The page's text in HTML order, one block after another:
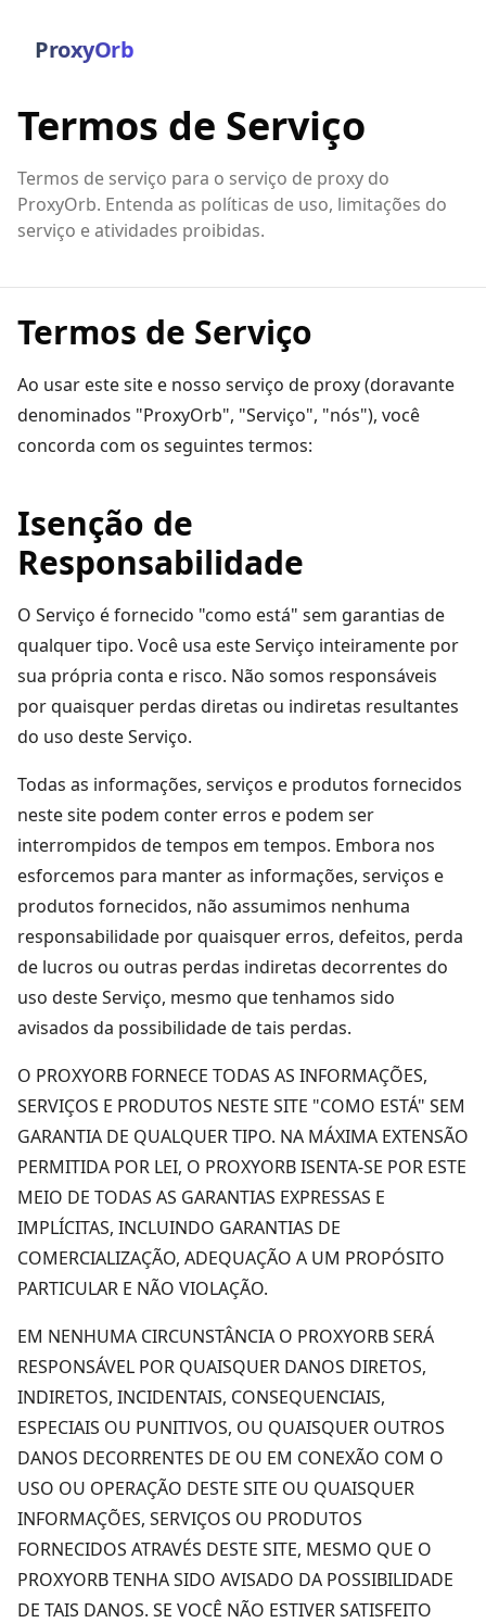
ProxyOrb
Termos de Serviço
Termos de serviço para o serviço de proxy do
ProxyOrb. Entenda as políticas de uso, limitações do
serviço e atividades proibidas.
Termos de Serviço
Ao usar este site e nosso serviço de proxy (doravante
denominados "ProxyOrb", "Serviço", "nós"), você
concorda com os seguintes termos:
Isenção de
Responsabilidade
O Serviço é fornecido "como está" sem garantias de
qualquer tipo. Você usa este Serviço inteiramente por
sua própria conta e risco. Não somos responsáveis
por quaisquer perdas diretas ou indiretas resultantes
do uso deste Serviço.
Todas as informações, serviços e produtos fornecidos
neste site podem conter erros e podem ser
interrompidos de tempos em tempos. Embora nos
esforcemos para manter as informações, serviços e
produtos fornecidos, não assumimos nenhuma
responsabilidade por quaisquer erros, defeitos, perda
de lucros ou outras perdas indiretas decorrentes do
uso deste Serviço, mesmo que tenhamos sido
avisados da possibilidade de tais perdas.
O PROXYORB FORNECE TODAS AS INFORMAÇÕES,
SERVIÇOS E PRODUTOS NESTE SITE "COMO ESTÁ" SEM
GARANTIA DE QUALQUER TIPO. NA MÁXIMA EXTENSÃO
PERMITIDA POR LEI, O PROXYORB ISENTA-SE POR ESTE
MEIO DE TODAS AS GARANTIAS EXPRESSAS E
IMPLÍCITAS, INCLUINDO GARANTIAS DE
COMERCIALIZAÇÃO, ADEQUAÇÃO A UM PROPÓSITO
PARTICULAR E NÃO VIOLAÇÃO.
EM NENHUMA CIRCUNSTÂNCIA O PROXYORB SERÁ
RESPONSÁVEL POR QUAISQUER DANOS DIRETOS,
INDIRETOS, INCIDENTAIS, CONSEQUENCIAIS,
ESPECIAIS OU PUNITIVOS, OU QUAISQUER OUTROS
DANOS DECORRENTES DE OU EM CONEXÃO COM O
USO OU OPERAÇÃO DESTE SITE OU QUAISQUER
INFORMAÇÕES, SERVIÇOS OU PRODUTOS
FORNECIDOS ATRAVÉS DESTE SITE, MESMO QUE O
PROXYORB TENHA SIDO AVISADO DA POSSIBILIDADE
DE TAIS DANOS. SE VOCÊ NÃO ESTIVER SATISFEITO